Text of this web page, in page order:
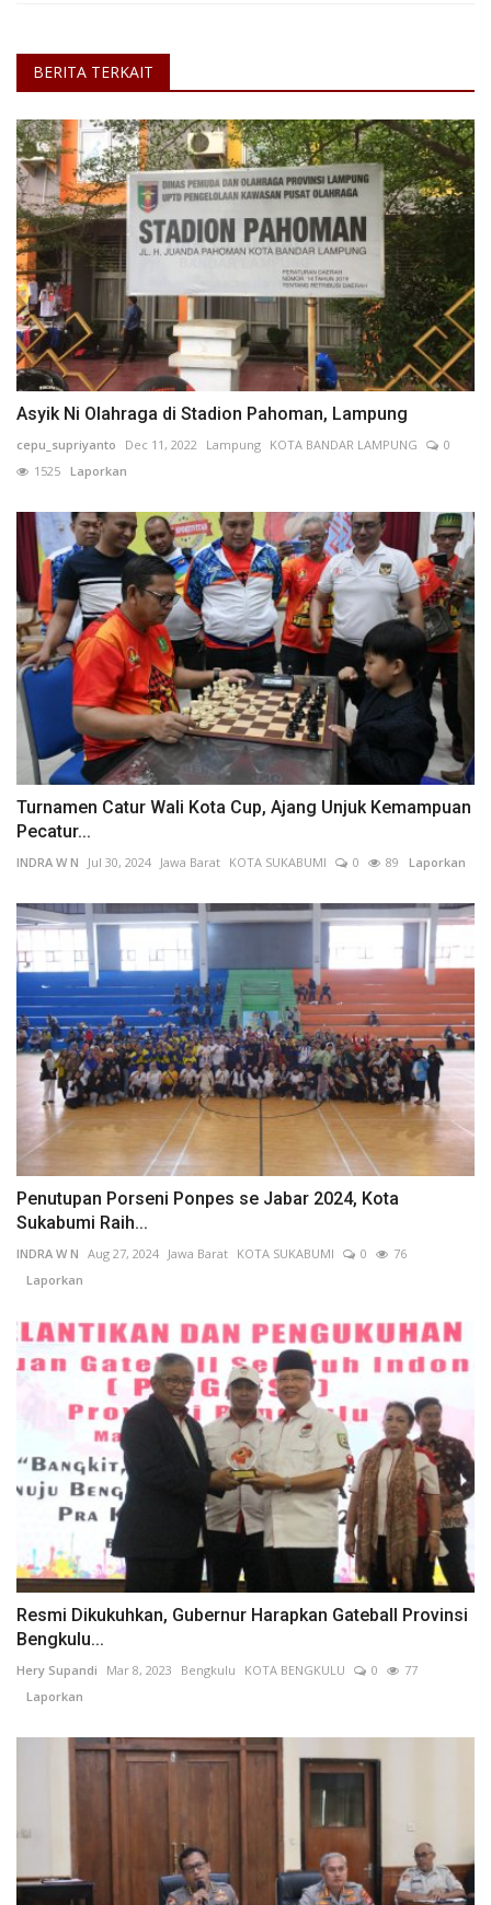
BERITA TERKAIT
Asyik Ni Olahraga di Stadion Pahoman, Lampung
cepu_supriyanto Dec 11, 2022 Lampung KOTA BANDAR LAMPUNG
0
1525 Laporkan
Turnamen Catur Wali Kota Cup, Ajang Unjuk Kemampuan
Pecatur...
INDRA W N Jul 30, 2024 Jawa Barat KOTA SUKABUMI 0 89 Laporkan
Penutupan Porseni Ponpes se Jabar 2024, Kota
Sukabumi Raih...
INDRA W N Aug 27, 2024 Jawa Barat KOTA SUKABUMI 0
76
Laporkan
Resmi Dikukuhkan, Gubernur Harapkan Gateball Provinsi
Bengkulu...
Hery Supandi Mar 8, 2023 Bengkulu KOTA BENGKULU 0
77
Laporkan